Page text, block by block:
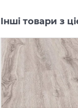
Інші товари з